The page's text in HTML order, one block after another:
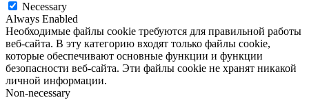
Necessary
Always Enabled
Необходимые файлы cookie требуются для правильной работы
веб-сайта. В эту категорию входят только файлы cookie,
которые обеспечивают основные функции и функции
безопасности веб-сайта. Эти файлы cookie не хранят никакой
личной информации.
Non-necessary